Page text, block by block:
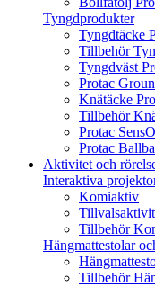
Tyngdprodukter
Tyngdtäcke
Tillbehör
Tyngdväst
Protac
Knätäcke
Tillbehör
Protac
Protac
Aktivitet och
Interaktiva
Komiaktiv
Tillbehör
Hängmattestolar
Tillbehör